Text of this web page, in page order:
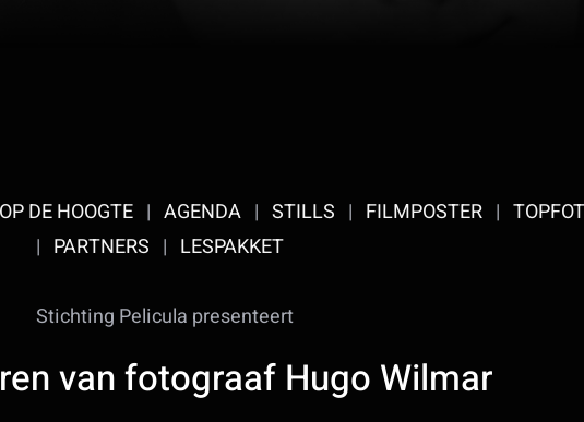
DE HOOGTE | AGENDA | STILLS | FILMPOSTER |
| PARTNERS | LESPAKKET
Stichting Pelicula presenteert
van fotograaf Hugo Wilmar